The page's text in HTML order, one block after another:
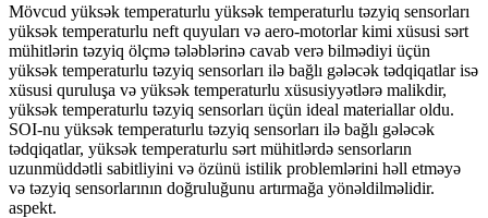
Mövcud yüksək temperaturlu yüksək temperaturlu təzyiq sensorları
yüksək temperaturlu neft quyuları və aero-motorlar kimi xüsusi sərt
mühitlərin təzyiq ölçmə tələblərinə cavab verə bilmədiyi üçün
yüksək temperaturlu təzyiq sensorları ilə bağlı gələcək tədqiqatlar isə
xüsusi quruluşa və yüksək temperaturlu xüsusiyyətlərə malikdir,
yüksək temperaturlu təzyiq sensorları üçün ideal materiallar oldu.
SOI-nu ​​yüksək temperaturlu təzyiq sensorları ilə bağlı gələcək
tədqiqatlar, yüksək temperaturlu sərt mühitlərdə sensorların
uzunmüddətli sabitliyini və özünü istilik problemlərini həll etməyə
və təzyiq sensorlarının doğruluğunu artırmağa yönəldilməlidir.
aspekt.